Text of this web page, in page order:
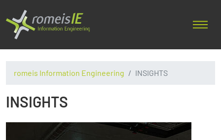
romeis Information Engineering INSIGHTS
INSIGHTS